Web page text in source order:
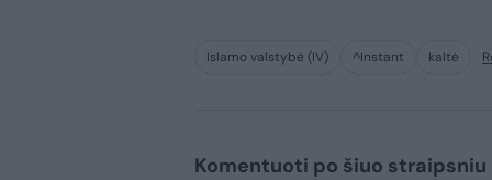
Islamo valstybė (IV) ^Instant kaltė
Komentuoti po šiuo straipsniu